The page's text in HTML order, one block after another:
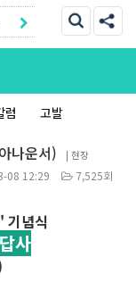
럼 고발
나운서) |현장
08 12:29 7,525회
기념식
사